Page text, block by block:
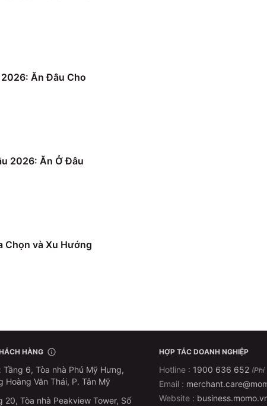
Ăn Đâu Cho
2026: Ăn Ở Đâu
Chọn và Xu Hướng
HÀNG
: Tầng 6, Tòa nhà Phú Mỹ Hưng,
Hoàng Văn Thái, P. Tân Mỹ
20, Tòa nhà Peakview Tower, Số
HỢP TÁC DOANH NGHIỆP
Hotline : 1900 636 652 (Phí
Email :
Website :